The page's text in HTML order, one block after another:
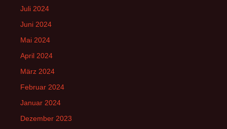
Juli 2024
Juni 2024
Mai 2024
April 2024
März 2024
Februar 2024
Januar 2024
Dezember 2023